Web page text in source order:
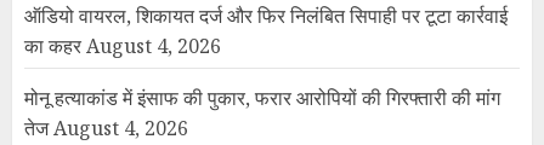
ऑडियो वायरल, शिकायत दर्ज और फिर निलंबित सिपाही पर टूटा कार्रवाई
का कहरAugust 4, 2026
मोनू हत्याकांड में इंसाफ की पुकार, फरार आरोपियों की गिरफ्तारी की मांग
तेजAugust 4, 2026